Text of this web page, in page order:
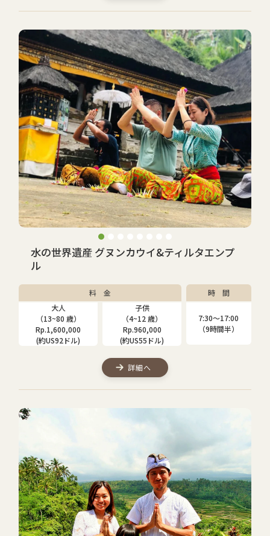
水の世界遺産 グヌンカウイ&ティルタエンプ
ル
料 金
大人
（13~80 歳）
Rp.1,600,000
(約US92ドル)
子供
（4~12 歳）
Rp.960,000
(約US55ドル)
時 間
7:30〜17:00
（9時間半）
詳細へ